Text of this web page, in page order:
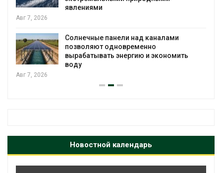
Авг 6, 2026
воду из воздуха с помощью ветра
Авг 6, 2026
Новостной календарь